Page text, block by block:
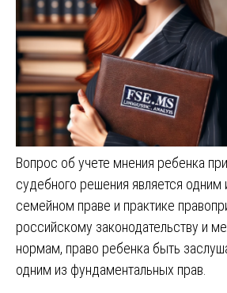
Вопрос об учете мнения ребенка
судебного решения является одним
семейном праве и практике
российскому законодательству и
нормам, право ребенка быть
одним из фундаментальных прав.